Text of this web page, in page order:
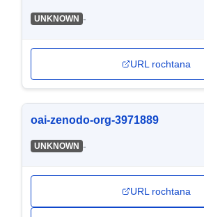
UNKNOWN -
URL rochtana
oai-zenodo-org-3971889
UNKNOWN -
URL rochtana